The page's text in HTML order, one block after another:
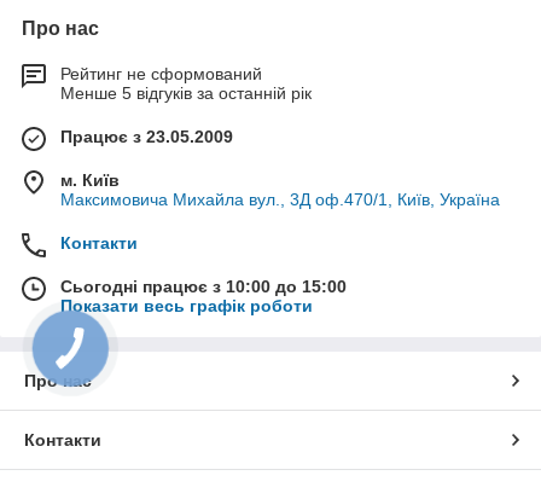
пластикових вікон потрібно звернути
увагу на декілька критеріїв:
Виробник.Тут
потрібно врахувати
свій бюджет,
оскільки більш
доступними будуть
WDS та OpenTeck.
З-поміж
Про нас
Рейтинг не сформований
Менше 5 відгуків за останній рік
Працює з 23.05.2009
м. Київ
Максимовича Михайла вул., 3Д оф.470/1, Київ, Україна
Контакти
Сьогодні працює з 10:00 до 15:00
Показати весь графік роботи
Про нас
Контакти